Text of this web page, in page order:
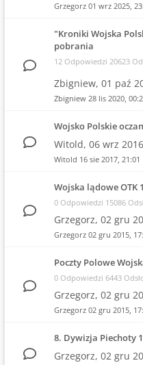
Grzegorz 01 wrz 2025,
"Kroniki Wojska
pobrania
12 Odpowiedzi 20623
Zbigniew, 01 paź
Zbigniew 28 lis 2020,
Wojsko Polskie
Witold, 06 wrz
Witold 16 sie 2017, 21:01
Wojska lądowe OTK
0 Odpowiedzi 15086
Grzegorz, 02 gru
Grzegorz 02 gru 2015,
Poczty Polowe
0 Odpowiedzi 6443
Grzegorz, 02 gru
Grzegorz 02 gru 2015,
8. Dywizja Piechoty
Grzegorz, 02 gru